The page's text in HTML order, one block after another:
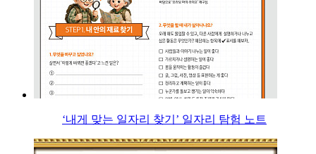
‘내게 맞는 일자리 찾기’ 일자리 탐험 노트